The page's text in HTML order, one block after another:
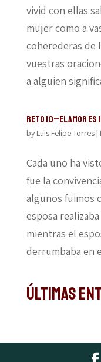
vivid con ellas
mujer como a
coherederas de
vuestras
a alguien
Reto 10–El amor
by Luis Felipe Torres|
Cada uno ha
fue la
algunos fuimos
esposa
mientras el
derrumbaba en
Últimas